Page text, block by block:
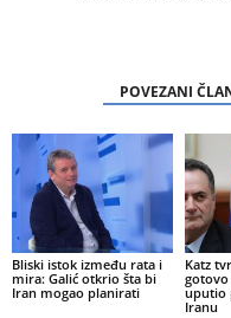
POVEZANI
Bliski istok između rata i
mira: Galić otkrio šta bi
Iran mogao planirati
Katz
gotovo
uputio
Iranu